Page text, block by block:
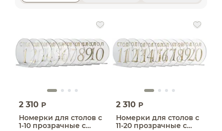
2 310 P
Номерки для столов с
1-10 прозрачные с
2 310 P
Номерки для столов с
11-20 прозрачные с